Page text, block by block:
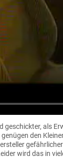
geschickter, als
den
wird das in